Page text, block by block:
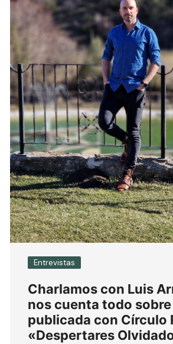
Entrevistas
Charlamos con Luis
nos cuenta todo
publicada con Círculo
«Despertares